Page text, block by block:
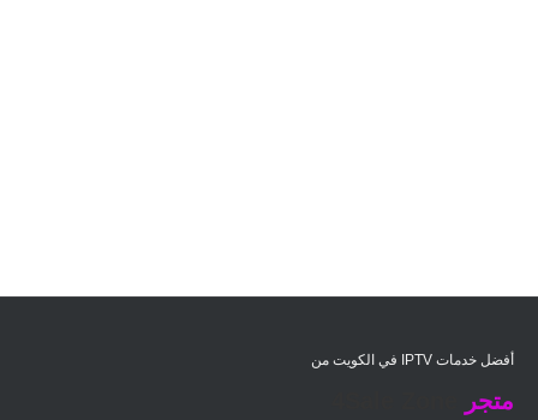
أفضل خدمات IPTV في الكويت من
متجر